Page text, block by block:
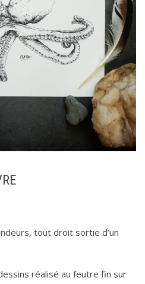
tout droit sortie d’un
réalisé au feutre fin sur